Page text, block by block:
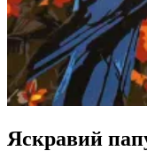
Яскравий